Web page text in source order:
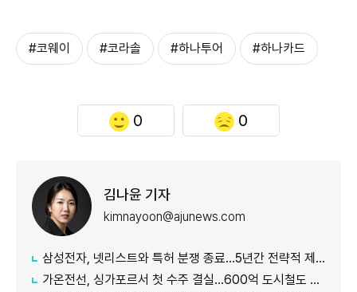
#코웨이 #코라솔 #하나투어 #하나카드
0 0
김나윤 기자
kimnayoon@ajunews.com
삼성전자, 넷리스트와 특허 분쟁 종료…5년간 전략적 제휴
가온전선, 싱가포르서 첫 수주 결실…600억 도시철도 케이블 공급